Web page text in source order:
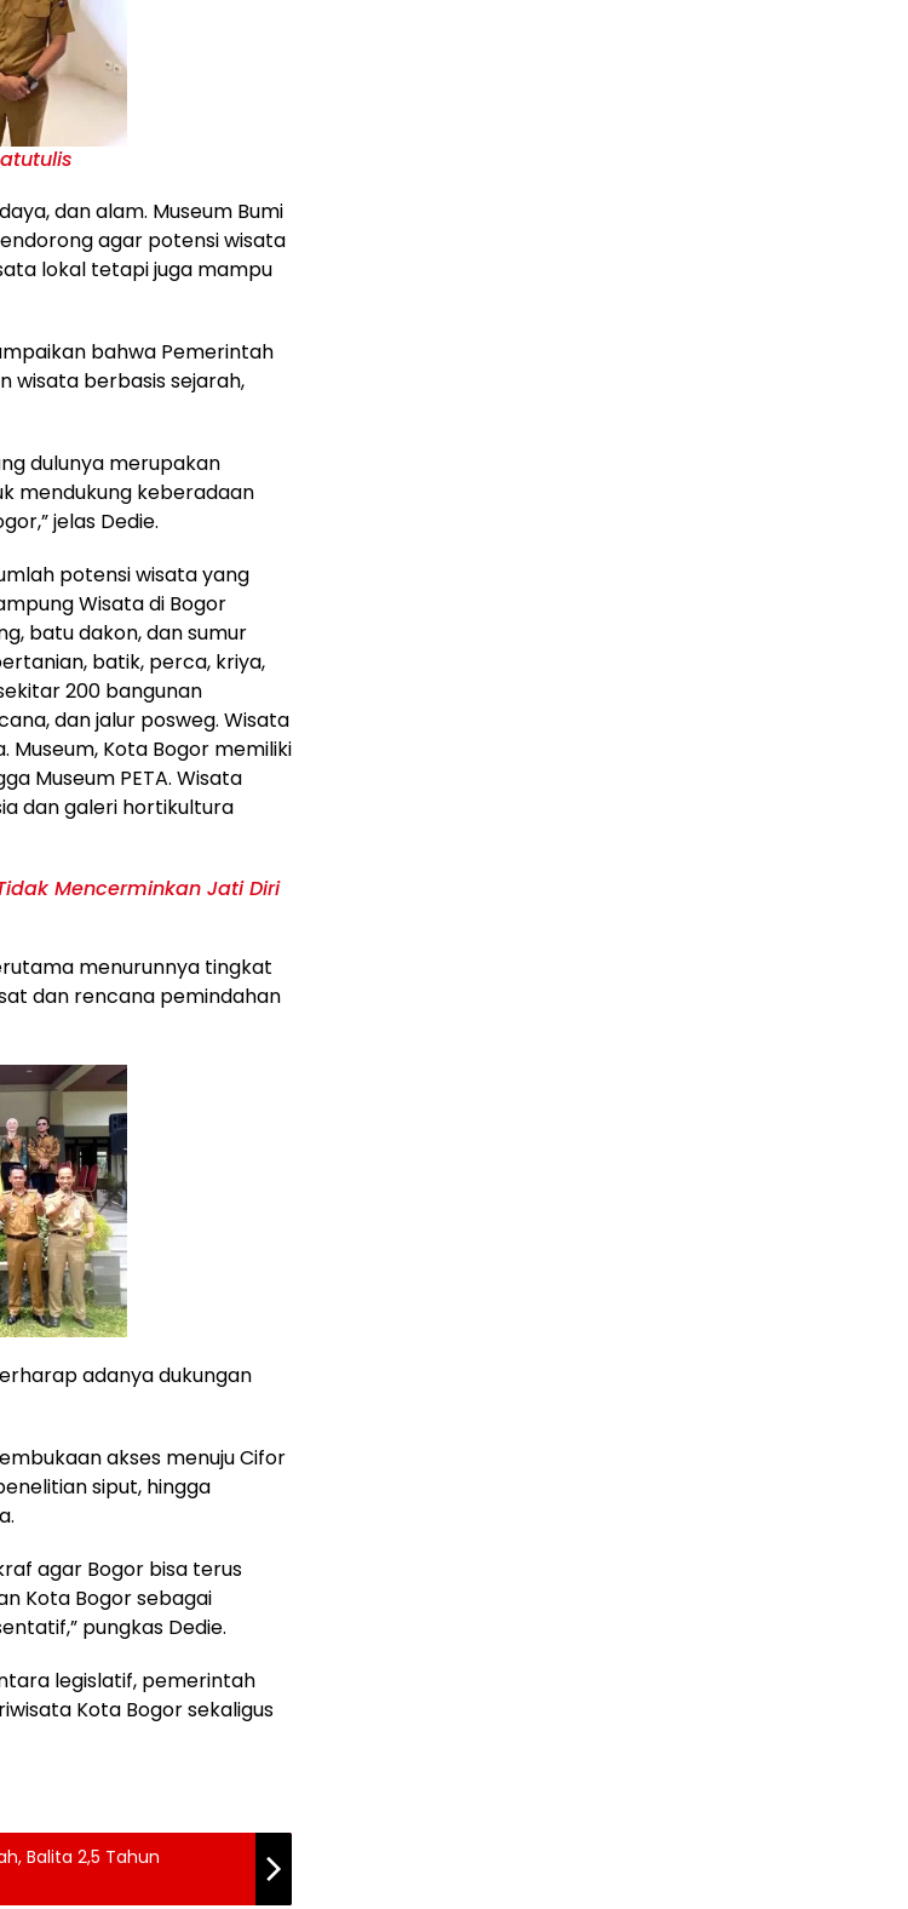
dan alam. Museum Bumi
agar potensi wisata
lokal tetapi juga mampu
bahwa Pemerintah
wisata berbasis sejarah,
dulunya merupakan
mendukung keberadaan
jelas Dedie.
potensi wisata yang
Wisata di Bogor
batu dakon, dan sumur
batik, perca, kriya,
200 bangunan
dan jalur posweg. Wisata
Museum, Kota Bogor memiliki
Museum PETA. Wisata
dan galeri hortikultura
Mencerminkan Jati Diri
menurunnya tingkat
dan rencana pemindahan
adanya dukungan
akses menuju Cifor
siput, hingga
agar Bogor bisa terus
Kota Bogor sebagai
pungkas Dedie.
legislatif, pemerintah
Kota Bogor sekaligus
Balita 2,5 Tahun